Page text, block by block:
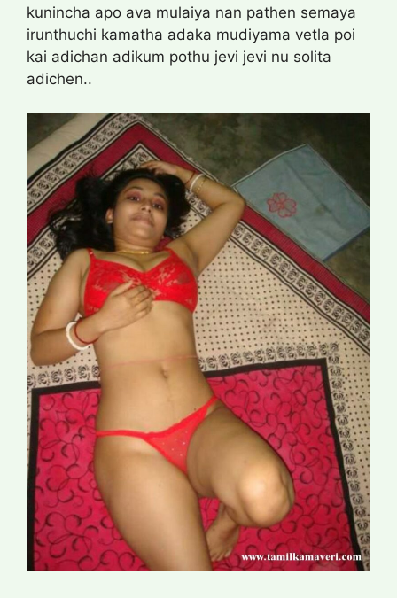
kunincha apo ava mulaiya nan pathen semaya
irunthuchi kamatha adaka mudiyama vetla poi
kai adichan adikum pothu jevi jevi nu solita
adichen..